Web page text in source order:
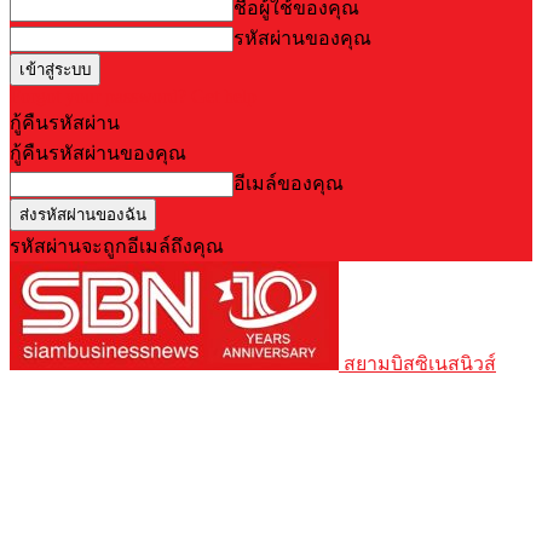
ชื่อผู้ใช้ของคุณ
รหัสผ่านของคุณ
กู้คืนรหัสผ่าน
กู้คืนรหัสผ่านของคุณ
อีเมล์ของคุณ
รหัสผ่านจะถูกอีเมล์ถึงคุณ
สยามบิสซิเนสนิวส์